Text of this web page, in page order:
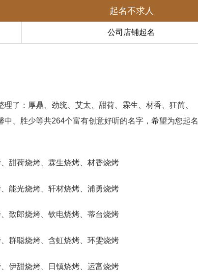
起名不求人
公司店铺起名
了：厚鼎、劲统、艾太、甜荷、霖生、材香、狂简、
、胜少等共264个富有创意好听的名字，希望为您起名
甜荷烧烤、霖生烧烤、材香烧烤
能光烧烤、轩材烧烤、浦勇烧烤
致郎烧烤、钦电烧烤、蒂台烧烤
群聪烧烤、含虹烧烤、环雯烧烤
伊甜烧烤、日镇烧烤、运富烧烤